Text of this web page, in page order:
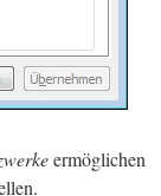
ermöglichen